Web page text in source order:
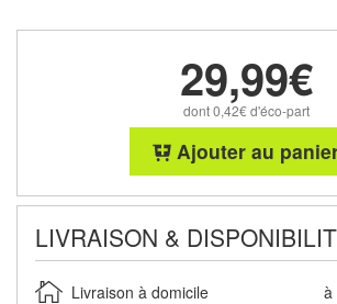
29,99€
dont 0,42€ d'éco-part
Ajouter au
LIVRAISON &
Livraison à domicile à